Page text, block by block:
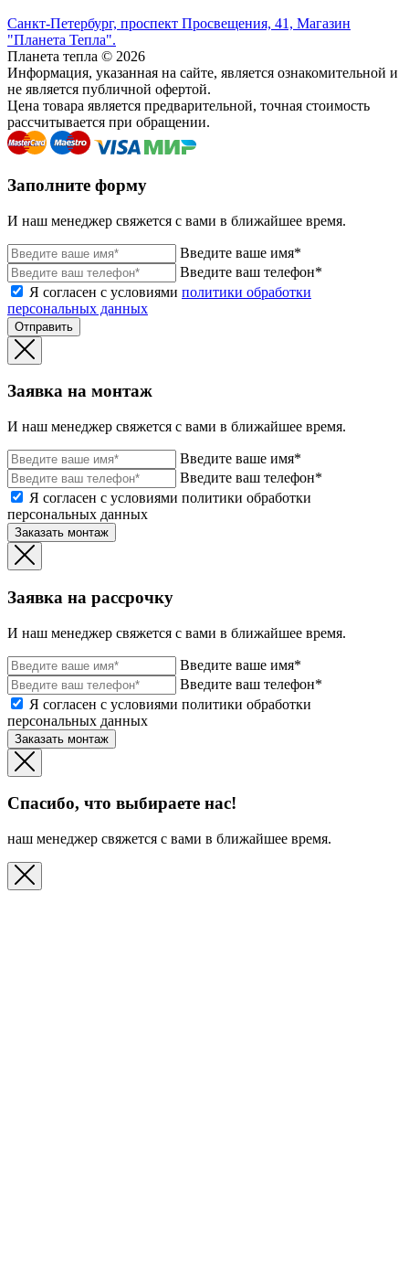
Санкт-Петербург, проспект Просвещения, 41, Магазин
"Планета Тепла".
Планета тепла © 2026
Информация, указанная на сайте, является ознакомительной и
не является публичной офертой.
Цена товара является предварительной, точная стоимость
рассчитывается при обращении.
Заполните форму
И наш менеджер свяжется с вами в ближайшее время.
Введите ваше имя*
Введите ваш телефон*
Я согласен с условиями политики обработки
персональных данных
Отправить
Заявка на монтаж
И наш менеджер свяжется с вами в ближайшее время.
Введите ваше имя*
Введите ваш телефон*
Я согласен с условиями политики обработки
персональных данных
Заказать монтаж
Заявка на рассрочку
И наш менеджер свяжется с вами в ближайшее время.
Введите ваше имя*
Введите ваш телефон*
Я согласен с условиями политики обработки
персональных данных
Заказать монтаж
Спасибо, что выбираете нас!
наш менеджер свяжется с вами в ближайшее время.